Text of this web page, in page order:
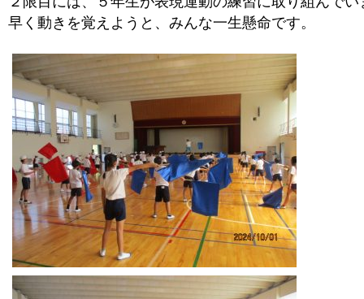
早く動きを覚えようと、みんな一生懸命です。